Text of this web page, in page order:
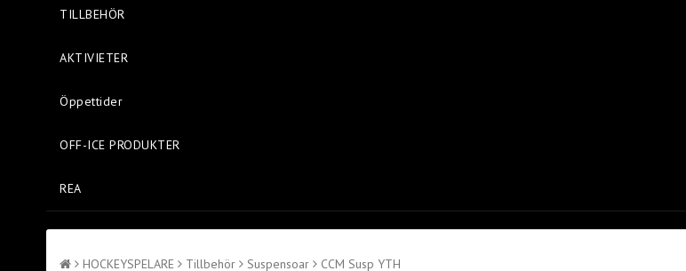
TILLBEHÖR
AKTIVIETER
Öppettider
OFF-ICE PRODUKTER
REA
HOCKEYSPELARE Tillbehör Suspensoar CCM Susp YTH